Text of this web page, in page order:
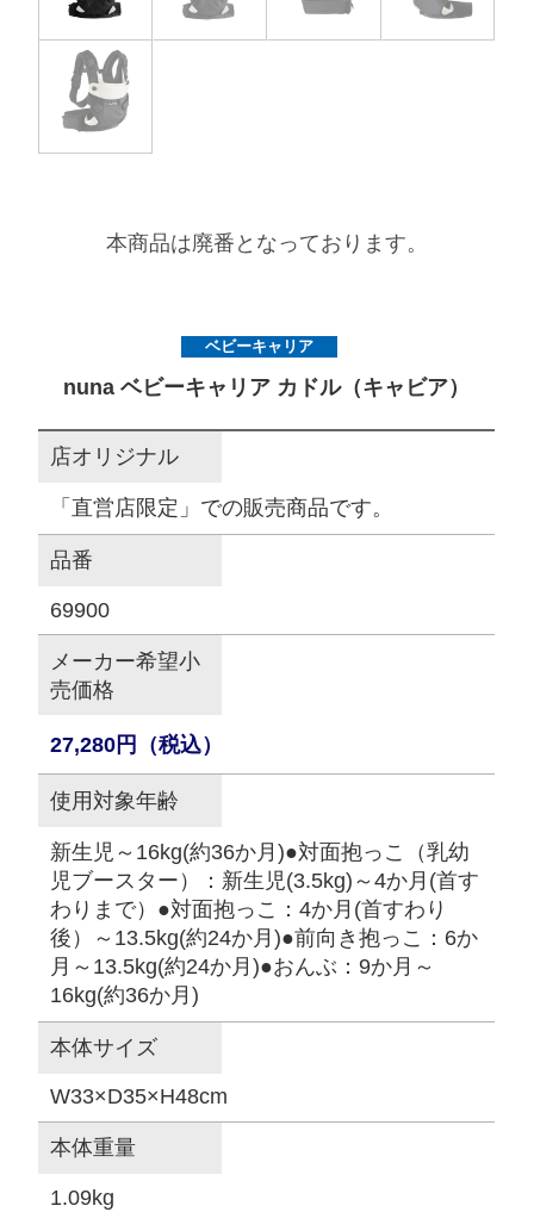
× 閉じる
本商品は廃番となっております。
ベビーキャリア
nuna ベビーキャリア カドル（キャビア）
店オリジナル
「直営店限定」での販売商品です。
品番
69900
メーカー希望小
売価格
27,280円（税込）
使用対象年齢
新生児～16kg(約36か月)●対面抱っこ（乳幼
児ブースター）：新生児(3.5kg)～4か月(首す
わりまで）●対面抱っこ：4か月(首すわり
後）～13.5kg(約24か月)●前向き抱っこ：6か
月～13.5kg(約24か月)●おんぶ：9か月～
16kg(約36か月)
本体サイズ
W33×D35×H48cm
本体重量
1.09kg